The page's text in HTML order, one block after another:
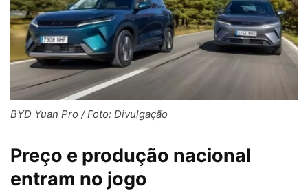
BYD Yuan Pro / Foto: Divulgação
Preço e produção nacional
entram no jogo